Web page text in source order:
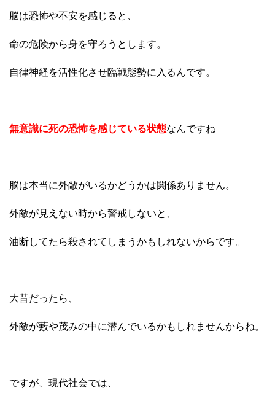
脳は恐怖や不安を感じると、
命の危険から身を守ろうとします。
自律神経を活性化させ臨戦態勢に入るんです。
無意識に死の恐怖を感じている状態なんですね
脳は本当に外敵がいるかどうかは関係ありません。
外敵が見えない時から警戒しないと、
油断してたら殺されてしまうかもしれないからです。
大昔だったら、
外敵が藪や茂みの中に潜んでいるかもしれませんからね。
ですが、現代社会では、